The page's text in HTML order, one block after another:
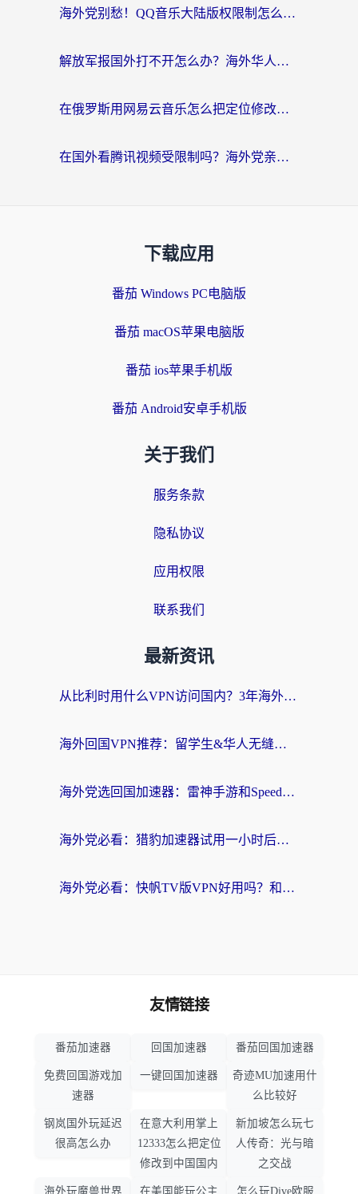
海外党别愁！QQ音乐大陆版权限制怎么破？附咪咕视频、B站地区限制解除全攻略
解放军报国外打不开怎么办？海外华人必备回国加速指南，看奥运拳击、听酷狗音乐全搞定
在俄罗斯用网易云音乐怎么把定位修改到中国国内？海外党听歌自由的钥匙找到了
在国外看腾讯视频受限制吗？海外党亲测有效的回国加速器选择指南
下载应用
番茄 Windows PC电脑版
番茄 macOS苹果电脑版
番茄 ios苹果手机版
番茄 Android安卓手机版
关于我们
服务条款
隐私协议
应用权限
联系我们
最新资讯
从比利时用什么VPN访问国内？3年海外党亲测有效的无缝回国上网指南
海外回国VPN推荐：留学生&华人无缝访问国内资源的实用指南
海外党选回国加速器：雷神手游和SpeedCN哪个好？附避坑指南
海外党必看：猎豹加速器试用一小时后，我终于找到无缝访问国内资源的正确姿势
海外党必看：快帆TV版VPN好用吗？和畅游VPN对比哪个回国效果更好？附实用选择指南
友情链接
番茄加速器 回国加速器 番茄回国加速器
免费回国游戏加
速器
一键回国加速器
奇迹MU加速用什
么比较好
钢岚国外玩延迟
很高怎么办
在意大利用掌上
12333怎么把定位
修改到中国国内
新加坡怎么玩七
人传奇：光与暗
之交战
海外玩魔兽世界 在美国能玩公主 怎么玩Dive欧服